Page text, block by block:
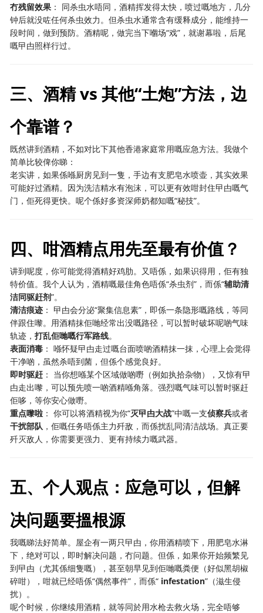
冇残留效果 ： 同杀虫水唔同，酒精挥发得太快，喷过嘅地方，几分
钟后就没咗任何杀虫效力。但杀虫水通常含有缓释成分，能维持一
段时间，做到预防。酒精呢，做完当下嗰场“戏”，就谢幕啦，后尾
嘅曱甴照样行过。
三、酒精 vs 其他“土炮”方法，边
个靠谱？
既然讲到酒精，不如对比下其他香港家庭常用嘅应急方法。我做个
简单比较俾你睇：
老实讲，如果係喺厨房见到一隻，手边有支肥皂水喷壶，其实效果
可能好过酒精。因为洗洁精水有泡沫，可以更有效咁封住曱甴嘅气
门，佢死得更快。呢个係好多资深师奶都知嘅“秘技”。
四、咁酒精点用先至最有价值？
讲到呢度，你可能觉得酒精好鸡肋。又唔係，如果识得用，佢有独
特价值。我个人认为，酒精嘅最佳角色唔係“杀虫剂”，而係“辅助清
洁同驱赶剂”。
清洁痕迹 ： 曱甴会分泌“聚集信息素”，即係一条隐形嘅路线，等同
伴跟住嚟。用酒精抹佢哋经常出没嘅路径，可以暂时破坏呢啲气味
轨迹，打乱佢哋嘅行军路线。
表面消毒 ： 喺怀疑曱甴走过嘅台面喷啲酒精抹一抹，心理上会觉得
干净啲，虽然杀唔到菌，但係个感觉良好。
即时驱赶 ： 当你想喺某个区域做啲嘢（例如执拾杂物），又惊有曱
甴走出嚟，可以预先喷一啲酒精喺角落。强烈嘅气味可以暂时驱赶
佢哆，等你安心做嘢。
重点嚟啦 ： 你可以将酒精视为你“灭曱甴大战”中嘅一支侦察兵或者
干扰部队 ，佢嘅任务唔係主力歼敌，而係扰乱同清洁战场。真正要
歼灭敌人，你需要更强力、更有持续力嘅武器。
五、个人观点：应急可以，但解
决问题要搵根源
我嘅睇法好简单。屋企有一两只曱甴，你用酒精喷下，用肥皂水淋
下，绝对可以，即时解决问题，冇问题。但係，如果你开始频繁见
到曱甴（尤其係细隻嘅），甚至朝早见到佢哋嘅粪便（好似黑胡椒
碎咁），咁就已经唔係“偶然事件”，而係“ infestation”（滋生侵
扰）。
呢个时候，你继续用酒精，就等同於用水枪去救火场，完全唔够